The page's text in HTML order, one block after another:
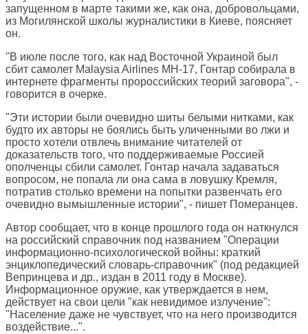
запущенном в марте такими же, как она, добровольцами,
из Могилянской школы журналистики в Киеве, поясняет
он.
"В июле после того, как над Восточной Украиной был
сбит самолет Malaysia Airlines MH-17, Гонтар собирала в
интернете фрагменты пророссийских теорий заговора", -
говорится в очерке.
"Эти истории были очевидно шиты белыми нитками, как
будто их авторы не боялись быть уличенными во лжи и
просто хотели отвлечь внимание читателей от
доказательств того, что поддерживаемые Россией
ополченцы сбили самолет. Гонтар начала задаваться
вопросом, не попала ли она сама в ловушку Кремля,
потратив столько времени на попытки развенчать его
очевидно вымышленные истории", - пишет Померанцев.
Автор сообщает, что в конце прошлого года он наткнулся
на российский справочник под названием "Операции
информационно-психологической войны: краткий
энциклопедический словарь-справочник" (под редакцией
Вепринцева и др., издан в 2011 году в Москве).
Информационное оружие, как утверждается в нем,
действует на свои цели "как невидимое излучение":
"Население даже не чувствует, что на него производится
воздействие...".